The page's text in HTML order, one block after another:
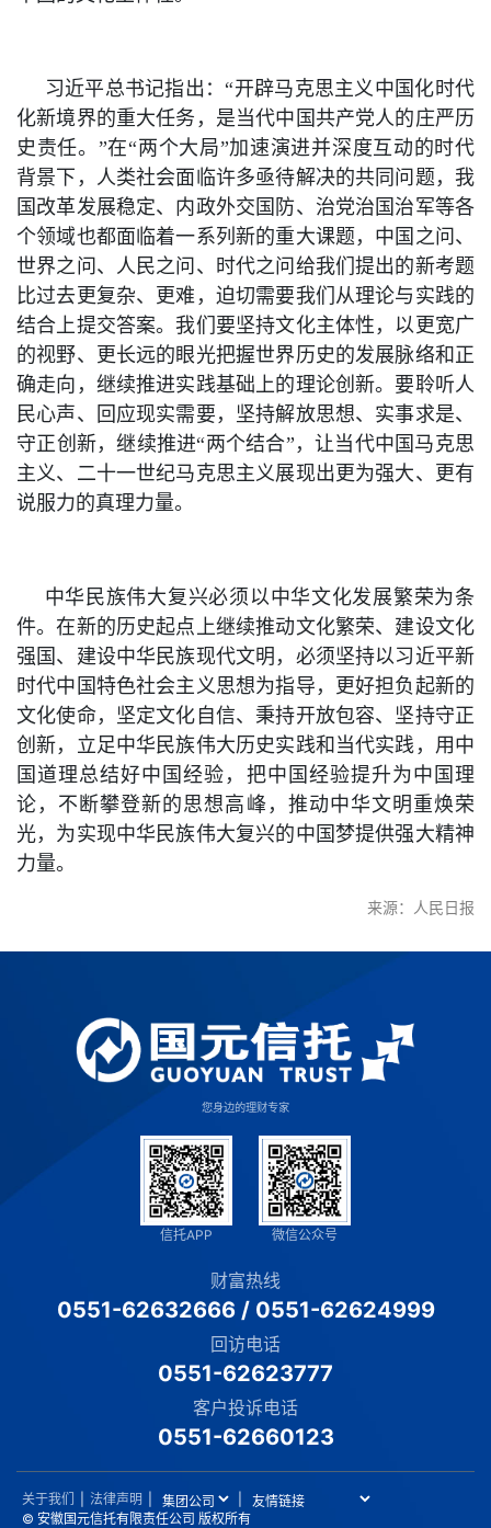
习近平总书记指出：“开辟马克思主义中国化时代
化新境界的重大任务，是当代中国共产党人的庄严历
史责任。”在“两个大局”加速演进并深度互动的时代
背景下，人类社会面临许多亟待解决的共同问题，我
国改革发展稳定、内政外交国防、治党治国治军等各
个领域也都面临着一系列新的重大课题，中国之问、
世界之问、人民之问、时代之问给我们提出的新考题
比过去更复杂、更难，迫切需要我们从理论与实践的
结合上提交答案。我们要坚持文化主体性，以更宽广
的视野、更长远的眼光把握世界历史的发展脉络和正
确走向，继续推进实践基础上的理论创新。要聆听人
民心声、回应现实需要，坚持解放思想、实事求是、
守正创新，继续推进“两个结合”，让当代中国马克思
主义、二十一世纪马克思主义展现出更为强大、更有
说服力的真理力量。
中华民族伟大复兴必须以中华文化发展繁荣为条
件。在新的历史起点上继续推动文化繁荣、建设文化
强国、建设中华民族现代文明，必须坚持以习近平新
时代中国特色社会主义思想为指导，更好担负起新的
文化使命，坚定文化自信、秉持开放包容、坚持守正
创新，立足中华民族伟大历史实践和当代实践，用中
国道理总结好中国经验，把中国经验提升为中国理
论，不断攀登新的思想高峰，推动中华文明重焕荣
光，为实现中华民族伟大复兴的中国梦提供强大精神
力量。
来源：人民日报
您身边的理财专家
信托APP 微信公众号
财富热线
0551-62632666/ 0551-62624999
回访电话
0551-62623777
客户投诉电话
0551-62660123
关于我们 法律声明
© 安徽国元信托有限责任公司 版权所有